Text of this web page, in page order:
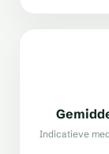
Indicatieve